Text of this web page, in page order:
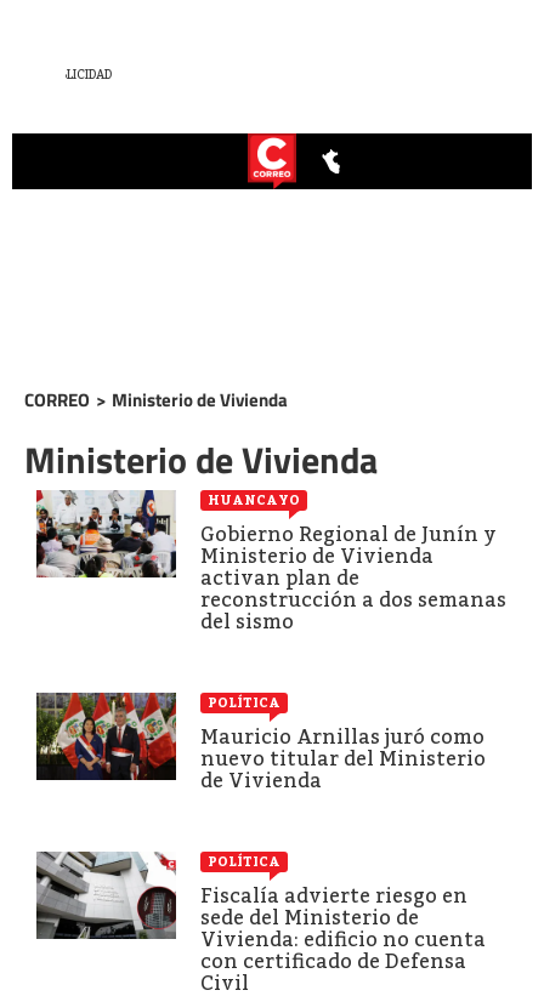
CORREO > Ministerio de Vivienda
Ministerio de Vivienda
HUANCAYO
Gobierno Regional de Junín y
Ministerio de Vivienda
activan plan de
reconstrucción a dos semanas
del sismo
POLÍTICA
Mauricio Arnillas juró como
nuevo titular del Ministerio
de Vivienda
POLÍTICA
Fiscalía advierte riesgo en
sede del Ministerio de
Vivienda: edificio no cuenta
con certificado de Defensa
Civil